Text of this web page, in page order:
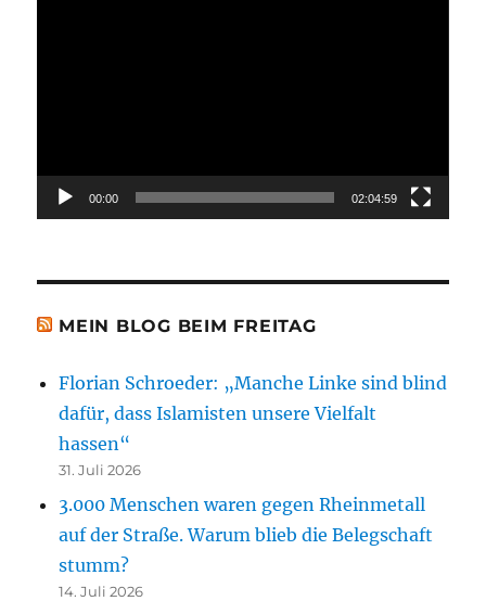
00:00 02:04:59
MEIN BLOG BEIM FREITAG
Florian Schroeder: „Manche Linke sind blind
dafür, dass Islamisten unsere Vielfalt
hassen“
31. Juli 2026
3.000 Menschen waren gegen Rheinmetall
auf der Straße. Warum blieb die Belegschaft
stumm?
14. Juli 2026